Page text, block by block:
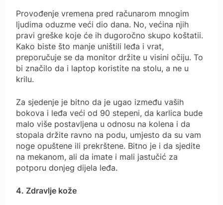
Provođenje vremena pred računarom mnogim
ljudima oduzme veći dio dana. No, većina njih
pravi greške koje će ih dugoročno skupo koštatii.
Kako biste što manje uništili leđa i vrat,
preporučuje se da monitor držite u visini očiju. To
bi značilo da i laptop koristite na stolu, a ne u
krilu.
Za sjedenje je bitno da je ugao između vaših
bokova i leđa veći od 90 stepeni, da karlica bude
malo više postavljena u odnosu na kolena i da
stopala držite ravno na podu, umjesto da su vam
noge opuštene ili prekrštene. Bitno je i da sjedite
na mekanom, ali da imate i mali jastučić za
potporu donjeg dijela leđa.
4. Zdravlje kože